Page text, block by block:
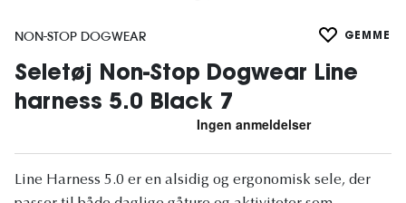
NON-STOP DOGWEAR GEMME
Seletøj Non-Stop Dogwear Line
harness 5.0 Black 7
Line Harness 5.0 er en alsidig og ergonomisk sele, der